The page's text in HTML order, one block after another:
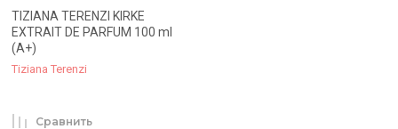
TIZIANA TERENZI KIRKE
EXTRAIT DE PARFUM 100 ml
(A+)
Tiziana Terenzi
Сравнить